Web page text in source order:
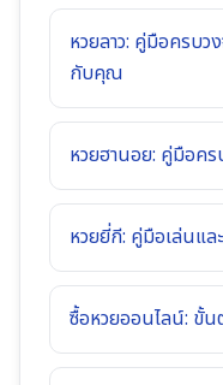
หวยลาว: คู่มือครบว
กับคุณ
หวยฮานอย: คู่มือค
หวยยี่กี: คู่มือเล่นแล
ซื้อหวยออนไลน์: ขั้